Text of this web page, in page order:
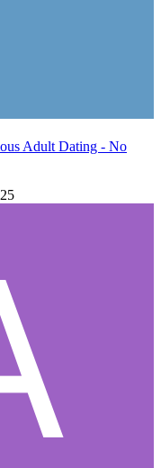
Adult Dating - No